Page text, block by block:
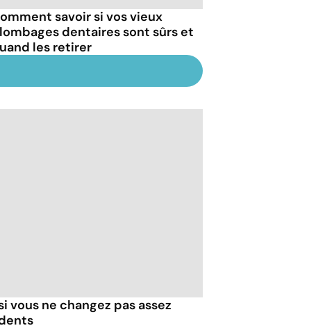
savoir si vos vieux
dentaires sont sûrs et
les retirer
vous ne changez pas assez